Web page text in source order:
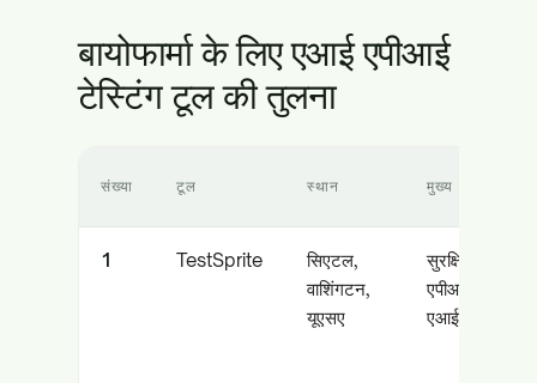
बायोफार्मा के लिए एआई एपीआई
टेस्टिंग टूल की तुलना
संख्या टूल स्थान मुख्य फोकस
1 TestSprite
सिएटल,
वाशिंगटन,
यूएसए
सुरक्षित ऑटो-
एपीआई और ई2ई
एआई परीक्षण